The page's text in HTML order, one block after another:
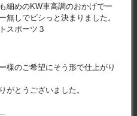
細めのKW車高調のおかげで一
無しでビシっと決まりました。
スポーツ３
様のご希望にそう形で仕上がり
がとうございました。